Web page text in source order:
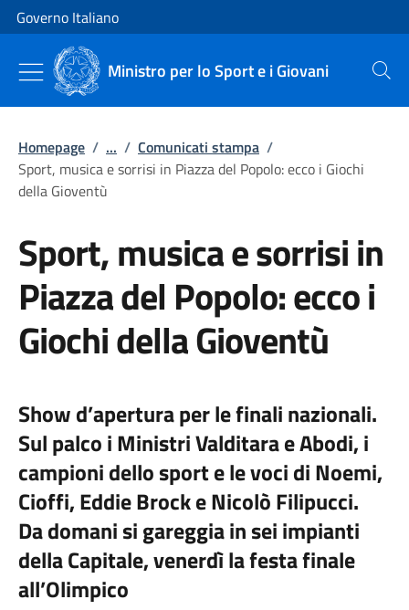
Vai al contenuto
Vai alla navigazione del sito
Governo Italiano
Ministro per lo Sport e i Giovani Cerca
Homepage / ... / Comunicati stampa /
Sport, musica e sorrisi in Piazza del Popolo: ecco i Giochi
della Gioventù
Sport, musica e sorrisi in
Piazza del Popolo: ecco i
Giochi della Gioventù
Show d’apertura per le finali nazionali.
Sul palco i Ministri Valditara e Abodi, i
campioni dello sport e le voci di Noemi,
Cioffi, Eddie Brock e Nicolò Filipucci.
Da domani si gareggia in sei impianti
della Capitale, venerdì la festa finale
all’Olimpico